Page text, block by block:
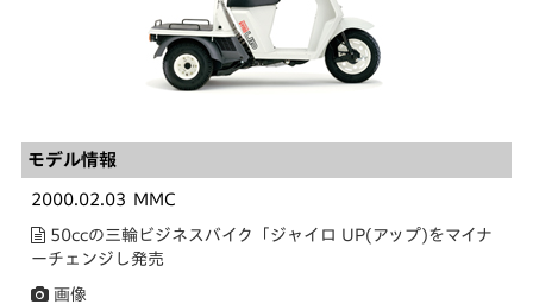
モデル情報
2000.02.03 MMC
50ccの三輪ビジネスバイク「ジャイロ UP(アップ)をマイナ
ーチェンジし発売
画像